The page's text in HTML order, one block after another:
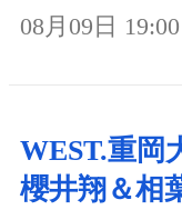
08月09日 19:00
WEST.重岡
櫻井翔＆相